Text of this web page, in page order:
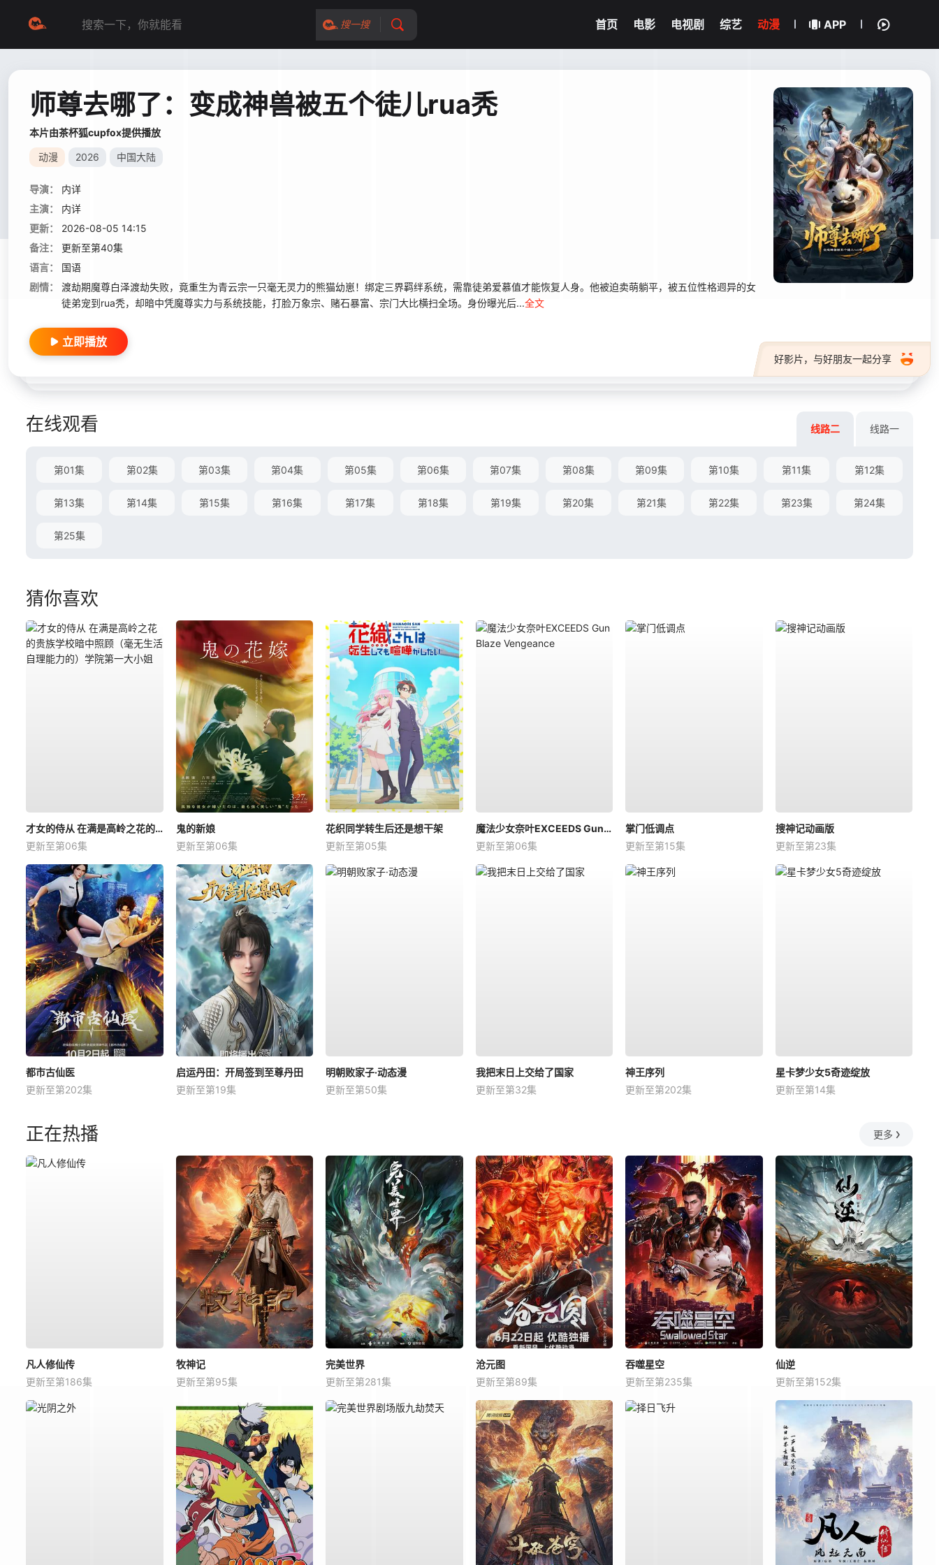
搜一搜 首页 电影 电视剧 综艺 动漫 APP
师尊去哪了：变成神兽被五个徒儿rua秃
本片由茶杯狐cupfox提供播放
动漫 2026 中国大陆
导演：
内详
主演：
内详
更新：
2026-08-05 14:15
备注：
更新至第40集
语言：
国语
剧情：
渡劫期魔尊白泽渡劫失败，竟重生为青云宗一只毫无灵力的熊猫幼崽！绑定三界羁绊系统，需靠徒弟爱慕值才能恢复人身。他被迫卖萌躺平，被五位性格迥异的女
徒弟宠到rua秃，却暗中凭魔尊实力与系统技能，打脸万象宗、赌石暴富、宗门大比横扫全场。身份曝光后...全文
好影片，与好朋友一起分享
立即播放
在线观看 线路二 线路一
第01集 第02集 第03集 第04集 第05集 第06集 第07集 第08集 第09集 第10集 第11集 第12集
第13集 第14集 第15集 第16集 第17集 第18集 第19集 第20集 第21集 第22集 第23集 第24集
第25集
猜你喜欢
才女的侍从 在满是高岭之花的贵族学校暗中照顾（毫无生活自理能力的）学院第一大小姐
更新至第06集
鬼的新娘
更新至第06集
花织同学转生后还是想干架
更新至第05集
魔法少女奈叶EXCEEDS Gun Blaze Vengeance
更新至第06集
掌门低调点
更新至第15集
搜神记动画版
更新至第23集
都市古仙医
更新至第202集
启运丹田：开局签到至尊丹田
更新至第19集
明朝败家子·动态漫
更新至第50集
我把末日上交给了国家
更新至第32集
神王序列
更新至第202集
星卡梦少女5奇迹绽放
更新至第14集
正在热播 更多
凡人修仙传
更新至第186集
牧神记
更新至第95集
完美世界
更新至第281集
沧元图
更新至第89集
吞噬星空
更新至第235集
仙逆
更新至第152集